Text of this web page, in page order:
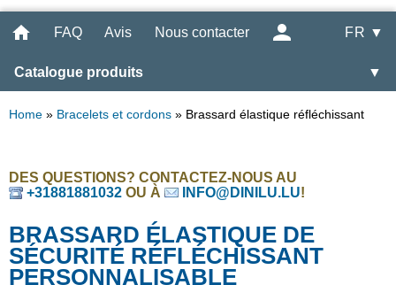
FAQ Avis Nous contacter FR ▼
Catalogue produits ▼
Home » Bracelets et cordons » Brassard élastique réfléchissant
DES QUESTIONS? CONTACTEZ-NOUS AU
+31881881032 OU À INFO@DINILU.LU!
BRASSARD ÉLASTIQUE DE
SÉCURITÉ RÉFLÉCHISSANT
PERSONNALISABLE